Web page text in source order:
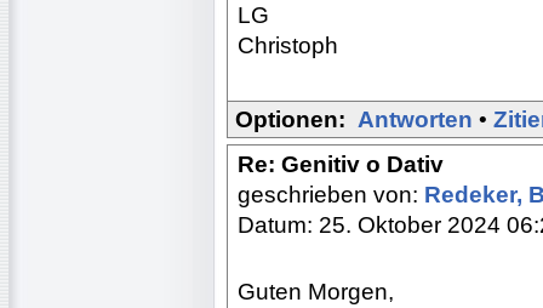
LG
Christoph
Optionen: Antworten •
Re: Genitiv o Dativ
geschrieben von: Redeker,
Datum: 25. Oktober 2024
Guten Morgen,